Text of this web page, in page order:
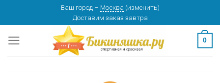
content
Ваш город – Москва (изменить)
Доставим заказ завтра
0
изменить